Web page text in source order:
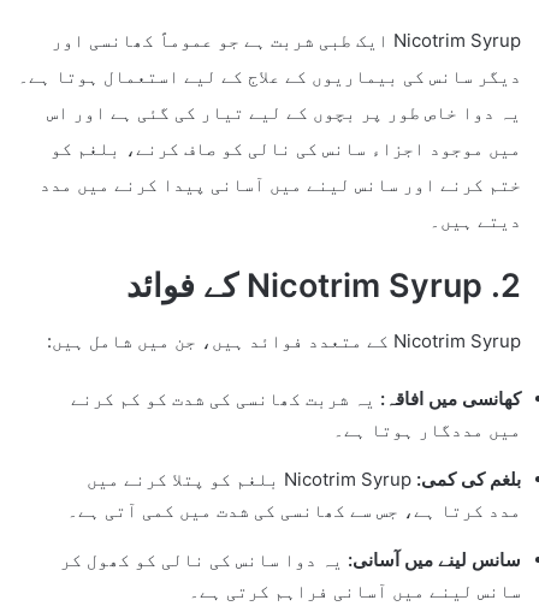
Nicotrim Syrup ایک طبی شربت ہے جو عموماً کھانسی اور
دیگر سانس کی بیماریوں کے علاج کے لیے استعمال ہوتا ہے۔
یہ دوا خاص طور پر بچوں کے لیے تیار کی گئی ہے اور اس
میں موجود اجزاء سانس کی نالی کو صاف کرنے، بلغم کو
ختم کرنے اور سانس لینے میں آسانی پیدا کرنے میں مدد
دیتے ہیں۔
2. Nicotrim Syrup کے فوائد
Nicotrim Syrup کے متعدد فوائد ہیں، جن میں شامل ہیں:
کھانسی میں افاقہ: یہ شربت کھانسی کی شدت کو کم کرنے
میں مددگار ہوتا ہے۔
بلغم کی کمی:
Nicotrim Syrup بلغم کو پتلا کرنے میں
مدد کرتا ہے، جس سے کھانسی کی شدت میں کمی آتی ہے۔
سانس لینے میں آسانی: یہ دوا سانس کی نالی کو کھول کر
سانس لینے میں آسانی فراہم کرتی ہے۔